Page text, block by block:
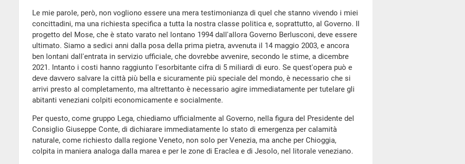
Le mie parole, però, non vogliono essere una mera testimonianza di quel che stanno vivendo i miei
concittadini, ma una richiesta specifica a tutta la nostra classe politica e, soprattutto, al Governo. Il
progetto del Mose, che è stato varato nel lontano 1994 dall'allora Governo Berlusconi, deve essere
ultimato. Siamo a sedici anni dalla posa della prima pietra, avvenuta il 14 maggio 2003, e ancora
ben lontani dall'entrata in servizio ufficiale, che dovrebbe avvenire, secondo le stime, a dicembre
2021. Intanto i costi hanno raggiunto l'esorbitante cifra di 5 miliardi di euro. Se quest'opera può e
deve davvero salvare la città più bella e sicuramente più speciale del mondo, è necessario che si
arrivi presto al completamento, ma altrettanto è necessario agire immediatamente per tutelare gli
abitanti veneziani colpiti economicamente e socialmente.
Per questo, come gruppo Lega, chiediamo ufficialmente al Governo, nella figura del Presidente del
Consiglio Giuseppe Conte, di dichiarare immediatamente lo stato di emergenza per calamità
naturale, come richiesto dalla regione Veneto, non solo per Venezia, ma anche per Chioggia,
colpita in maniera analoga dalla marea e per le zone di Eraclea e di Jesolo, nel litorale veneziano.